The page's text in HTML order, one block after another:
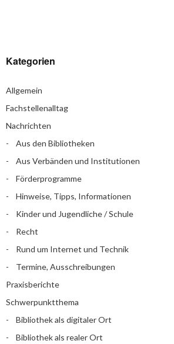
Kategorien
Allgemein
Fachstellenalltag
Nachrichten
Aus den Bibliotheken
Aus Verbänden und Institutionen
Förderprogramme
Hinweise, Tipps, Informationen
Kinder und Jugendliche / Schule
Recht
Rund um Internet und Technik
Termine, Ausschreibungen
Praxisberichte
Schwerpunktthema
Bibliothek als digitaler Ort
Bibliothek als realer Ort